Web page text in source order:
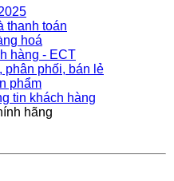
thanh toán
hoá
hàng - ECT
phân phối, bán lẻ
phẩm
tin khách hàng